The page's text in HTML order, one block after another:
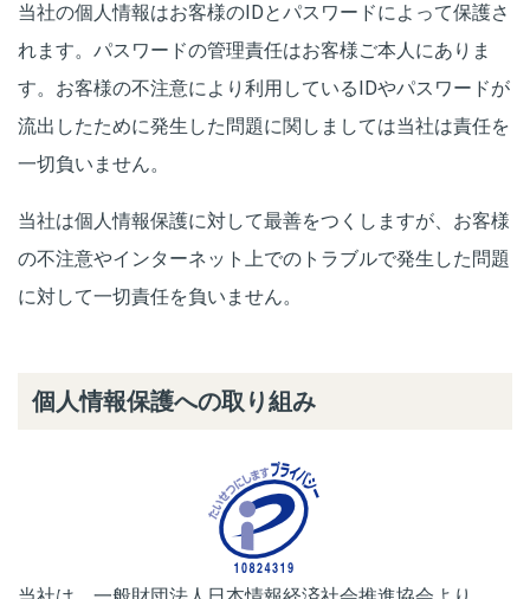
当社の個人情報はお客様のIDとパスワードによって保護さ
れます。パスワードの管理責任はお客様ご本人にありま
す。お客様の不注意により利用しているIDやパスワードが
流出したために発生した問題に関しましては当社は責任を
一切負いません。
当社は個人情報保護に対して最善をつくしますが、お客様
の不注意やインターネット上でのトラブルで発生した問題
に対して一切責任を負いません。
個人情報保護への取り組み